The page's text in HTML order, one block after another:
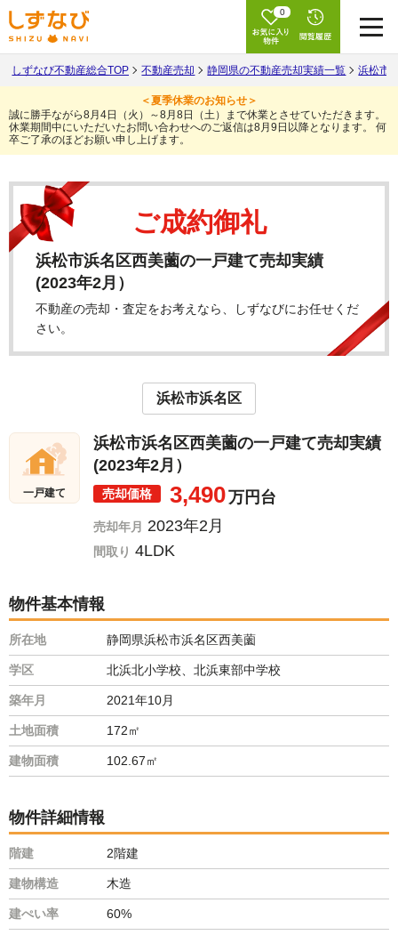
0
しずなび不動産総合TOP 不動産売却 静岡県の不動産売却実績一覧 浜松市
＜夏季休業のお知らせ＞
誠に勝手ながら8月4日（火）～8月8日（土）まで休業とさせていただきます。
休業期間中にいただいたお問い合わせへのご返信は8月9日以降となります。
何
卒ご了承のほどお願い申し上げます。
ご成約御礼
浜松市浜名区西美薗の一戸建て売却実績
(2023年2月）
不動産の売却・査定をお考えなら、しずなびにお任せくだ
さい。
浜松市浜名区
一戸建て
浜松市浜名区西美薗の一戸建て売却実績
(2023年2月）
売却価格 3,490万円台
売却年月 2023年2月
間取り 4LDK
物件基本情報
所在地 静岡県浜松市浜名区西美薗
学区 北浜北小学校、北浜東部中学校
築年月 2021年10月
土地面積 172㎡
建物面積 102.67㎡
物件詳細情報
階建 2階建
建物構造 木造
建ぺい率 60%